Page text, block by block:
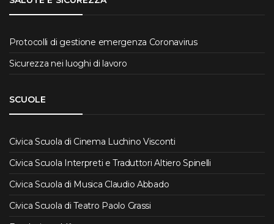
Protocolli di gestione emergenza Coronavirus
Sicurezza nei luoghi di lavoro
SCUOLE
Civica Scuola di Cinema Luchino Visconti
Civica Scuola Interpreti e Traduttori Altiero Spinelli
Civica Scuola di Musica Claudio Abbado
Civica Scuola di Teatro Paolo Grassi